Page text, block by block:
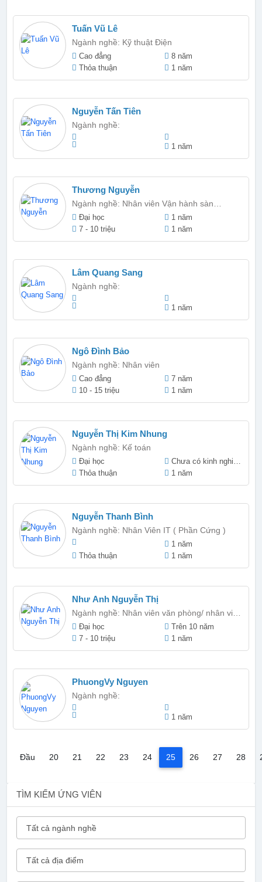
Tuấn Vũ Lê
Ngành nghề: Kỹ thuật Điện
Cao đẳng
8 năm
Thỏa thuận
1 năm
Nguyễn Tấn Tiên
Ngành nghề:
1 năm
Thương Nguyễn
Ngành nghề: Nhân viên Vận hành sàn
Thương mại điện tử/ Nhân viên Marketing/
Nhân viên thu mua
Đại học
1 năm
7 - 10 triệu
1 năm
Lâm Quang Sang
Ngành nghề:
1 năm
Ngô Đình Bảo
Ngành nghề: Nhân viên
Cao đẳng
7 năm
10 - 15 triệu
1 năm
Nguyễn Thị Kim Nhung
Ngành nghề: Kế toán
Đại học
Chưa có kinh nghiệm
Thỏa thuận
1 năm
Nguyễn Thanh Bình
Ngành nghề: Nhân Viên IT ( Phần Cứng )
1 năm
Thỏa thuận
1 năm
Như Anh Nguyễn Thị
Ngành nghề: Nhân viên văn phòng/ nhân viên
chăm sóc khách hàng/ nhân viên kế toán
Đại học
Trên 10 năm
7 - 10 triệu
1 năm
PhuongVy Nguyen
Ngành nghề:
1 năm
Đầu 20 21 22 23 24 25(current)
26 27 28
TÌM KIẾM ỨNG VIÊN